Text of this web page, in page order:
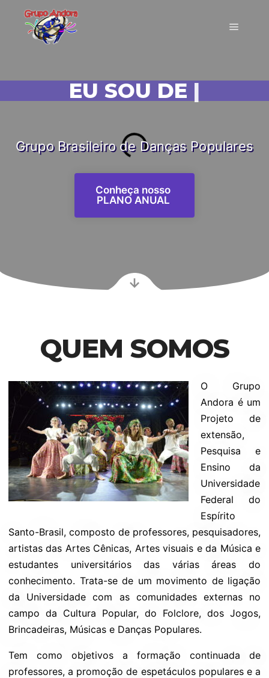
EU SOU DE ANDORA!
Grupo Brasileiro de Danças Populares
Conheça nosso
PLANO ANUAL
QUEM SOMOS
O Grupo
Andora é um
Projeto de
extensão,
Pesquisa e
Ensino da
Universidade
Federal do
Espírito
Santo-Brasil, composto de professores, pesquisadores,
artistas das Artes Cênicas, Artes visuais e da Música e
estudantes universitários das várias áreas do
conhecimento. Trata-se de um movimento de ligação
da Universidade com as comunidades externas no
campo da Cultura Popular, do Folclore, dos Jogos,
Brincadeiras, Músicas e Danças Populares.
Tem como objetivos a formação continuada de
professores, a promoção de espetáculos populares e a